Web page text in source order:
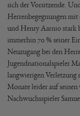
sich der Vorsitzende.
Herrenbegegnungen
und Henry Aarnio stark
immerhin 70 % seiner
Neuzugang bei den
Jugendnationalspieler
langwierigen Verletzung
Monate leider auf
Nachwuchsspieler